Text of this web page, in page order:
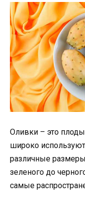
Оливки – это
широко
различные
зеленого до
самые